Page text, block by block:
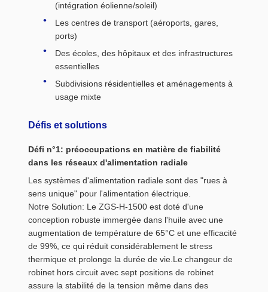
(intégration éolienne/soleil)
Les centres de transport (aéroports, gares,
ports)
Des écoles, des hôpitaux et des infrastructures
essentielles
Subdivisions résidentielles et aménagements à
usage mixte
Défis et solutions
Défi n°1: préoccupations en matière de fiabilité
dans les réseaux d'alimentation radiale
Les systèmes d'alimentation radiale sont des "rues à
sens unique" pour l'alimentation électrique.
Notre Solution: Le ZGS-H-1500 est doté d'une
conception robuste immergée dans l'huile avec une
augmentation de température de 65°C et une efficacité
de 99%, ce qui réduit considérablement le stress
thermique et prolonge la durée de vie.Le changeur de
robinet hors circuit avec sept positions de robinet
assure la stabilité de la tension même dans des